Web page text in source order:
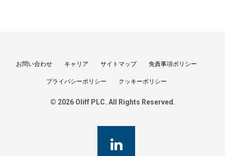
お問い合わせ キャリア サイトマップ 免責事項ポリシー
プライバシーポリシー クッキーポリシー
© 2026 Oliff PLC. All Rights Reserved.